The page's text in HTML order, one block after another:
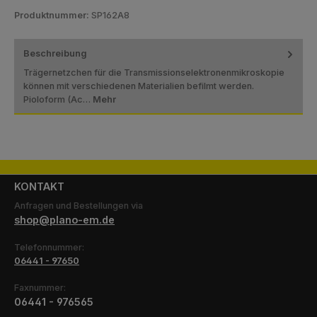
Produktnummer: SP162A8
Beschreibung
Trägernetzchen für die Transmissionselektronenmikroskopie
können mit verschiedenen Materialien befilmt werden.
Pioloform (Ac… Mehr
KONTAKT
Anfragen und Bestellungen via
shop@plano-em.de
Telefonnummer:
06441 - 97650
Faxnummer:
06441 - 976565